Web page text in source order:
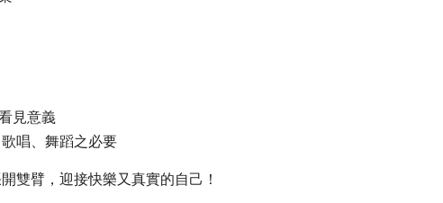
見意義
唱、舞蹈之必要
雙臂，迎接快樂又真實的自己！